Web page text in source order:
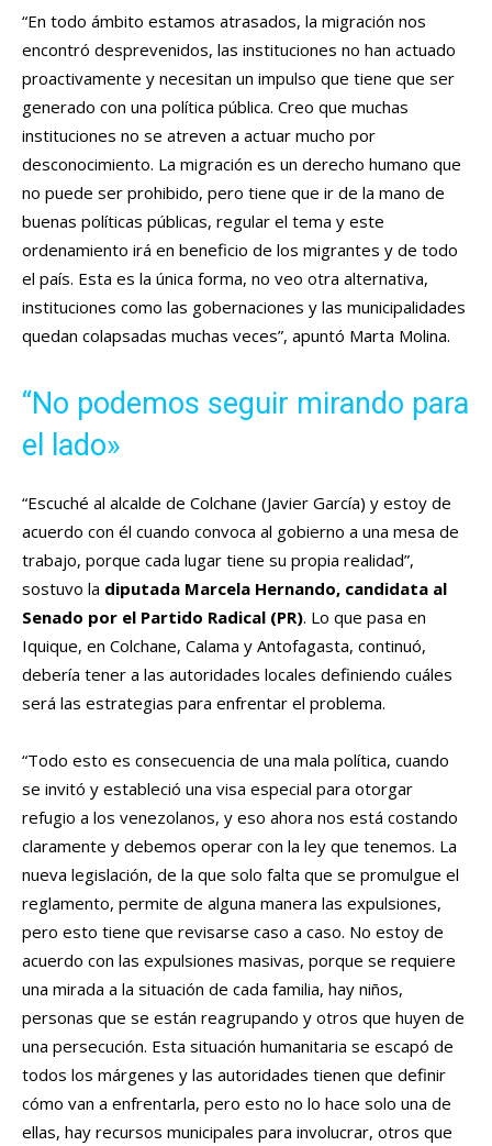
“En todo ámbito estamos atrasados, la migración nos
encontró desprevenidos, las instituciones no han actuado
proactivamente y necesitan un impulso que tiene que ser
generado con una política pública. Creo que muchas
instituciones no se atreven a actuar mucho por
desconocimiento. La migración es un derecho humano que
no puede ser prohibido, pero tiene que ir de la mano de
buenas políticas públicas, regular el tema y este
ordenamiento irá en beneficio de los migrantes y de todo
el país. Esta es la única forma, no veo otra alternativa,
instituciones como las gobernaciones y las municipalidades
quedan colapsadas muchas veces”, apuntó Marta Molina.
“No podemos seguir mirando para
el lado»
“Escuché al alcalde de Colchane (Javier García) y estoy de
acuerdo con él cuando convoca al gobierno a una mesa de
trabajo, porque cada lugar tiene su propia realidad”,
sostuvo la diputada Marcela Hernando, candidata al
Senado por el Partido Radical (PR). Lo que pasa en
Iquique, en Colchane, Calama y Antofagasta, continuó,
debería tener a las autoridades locales definiendo cuáles
será las estrategias para enfrentar el problema.
“Todo esto es consecuencia de una mala política, cuando
se invitó y estableció una visa especial para otorgar
refugio a los venezolanos, y eso ahora nos está costando
claramente y debemos operar con la ley que tenemos. La
nueva legislación, de la que solo falta que se promulgue el
reglamento, permite de alguna manera las expulsiones,
pero esto tiene que revisarse caso a caso. No estoy de
acuerdo con las expulsiones masivas, porque se requiere
una mirada a la situación de cada familia, hay niños,
personas que se están reagrupando y otros que huyen de
una persecución. Esta situación humanitaria se escapó de
todos los márgenes y las autoridades tienen que definir
cómo van a enfrentarla, pero esto no lo hace solo una de
ellas, hay recursos municipales para involucrar, otros que